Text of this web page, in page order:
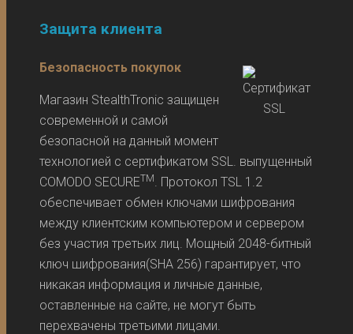
Защита клиента
Безопасность покупок
Магазин StealthTronic защищен
современной и самой
безопасной на данный момент
технологией с сертификатом SSL. выпущенный
COMODO SECURETM
. Протокол TSL 1.2
обеспечивает обмен ключами шифрования
между клиентским компьютером и сервером
без участия третьих лиц. Мощный 2048-битный
ключ шифрования(SHA 256) гарантирует, что
никакая информация и личные данные,
оставленные на сайте, не могут быть
перехвачены третьими лицами.